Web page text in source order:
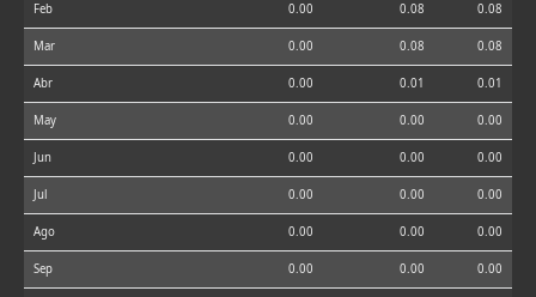
Feb 0.00 0.08 0.08
Mar 0.00 0.08 0.08
Abr 0.00 0.01 0.01
May 0.00 0.00 0.00
Jun 0.00 0.00 0.00
Jul 0.00 0.00 0.00
Ago 0.00 0.00 0.00
Sep 0.00 0.00 0.00